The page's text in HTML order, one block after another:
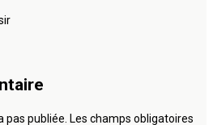
pas publiée. Les champs obligatoires